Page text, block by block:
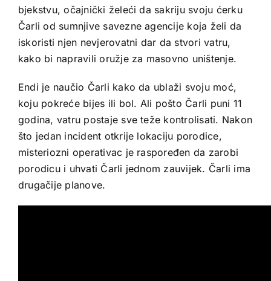
bjekstvu, očajnički želeći da sakriju svoju ćerku
Čarli od sumnjive savezne agencije koja želi da
iskoristi njen nevjerovatni dar da stvori vatru,
kako bi napravili oružje za masovno uništenje.
Endi je naučio Čarli kako da ublaži svoju moć,
koju pokreće bijes ili bol. Ali pošto Čarli puni 11
godina, vatru postaje sve teže kontrolisati. Nakon
što jedan incident otkrije lokaciju porodice,
misteriozni operativac je raspoređen da zarobi
porodicu i uhvati Čarli jednom zauvijek. Čarli ima
drugačije planove.